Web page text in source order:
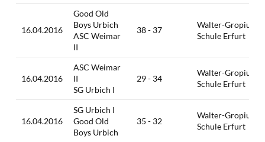
16.04.2016
Good Old
Boys Urbich
ASC Weimar
II
38 - 37
Walter-Gropius-
Schule Erfurt
16.04.2016
ASC Weimar
II
SG Urbich I
29 - 34
Walter-Gropius-
Schule Erfurt
16.04.2016
SG Urbich I
Good Old
Boys Urbich
35 - 32
Walter-Gropius-
Schule Erfurt